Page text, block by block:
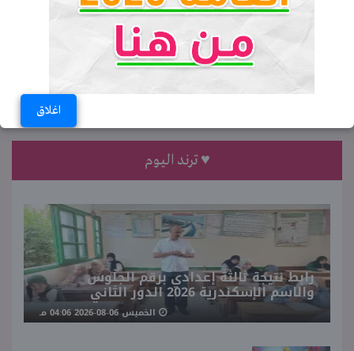
اغلاق
الاصطناعي 2026 بمراكز إبداع مصر
الرقمية.. التفاصيل كاملة
17 محافظة
♥ ترند اليوم
رابط نتيجة ثالثة إعدادي برقم الجلوس
والاسم الإسكندرية 2026 الدور الثاني
الخميس 06-08-2026 04:06 مـ